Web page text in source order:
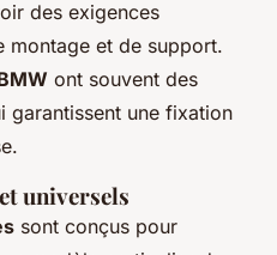
des exigences
montage et de support.
ont souvent des
garantissent une fixation
universels
sont conçus pour